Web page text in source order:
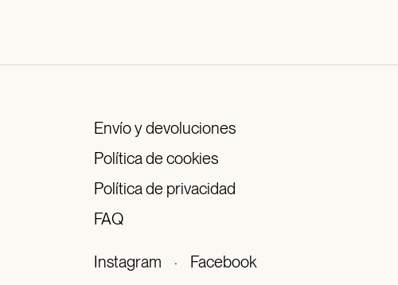
Envío y devoluciones
Política de cookies
Política de privacidad
FAQ
Instagram · Facebook